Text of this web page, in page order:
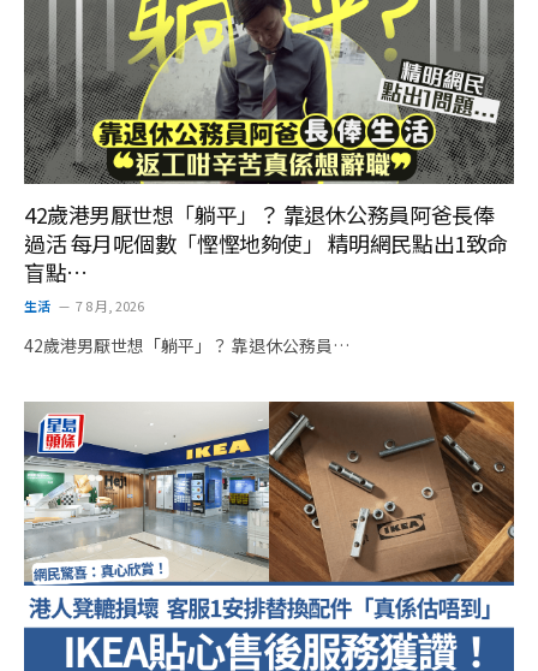
42歲港男厭世想「躺平」？ 靠退休公務員阿爸長俸
過活 每月呢個數「慳慳地夠使」 精明網民點出1致命
盲點…
生活 7 8 月, 2026
42歲港男厭世想「躺平」？ 靠退休公務員…